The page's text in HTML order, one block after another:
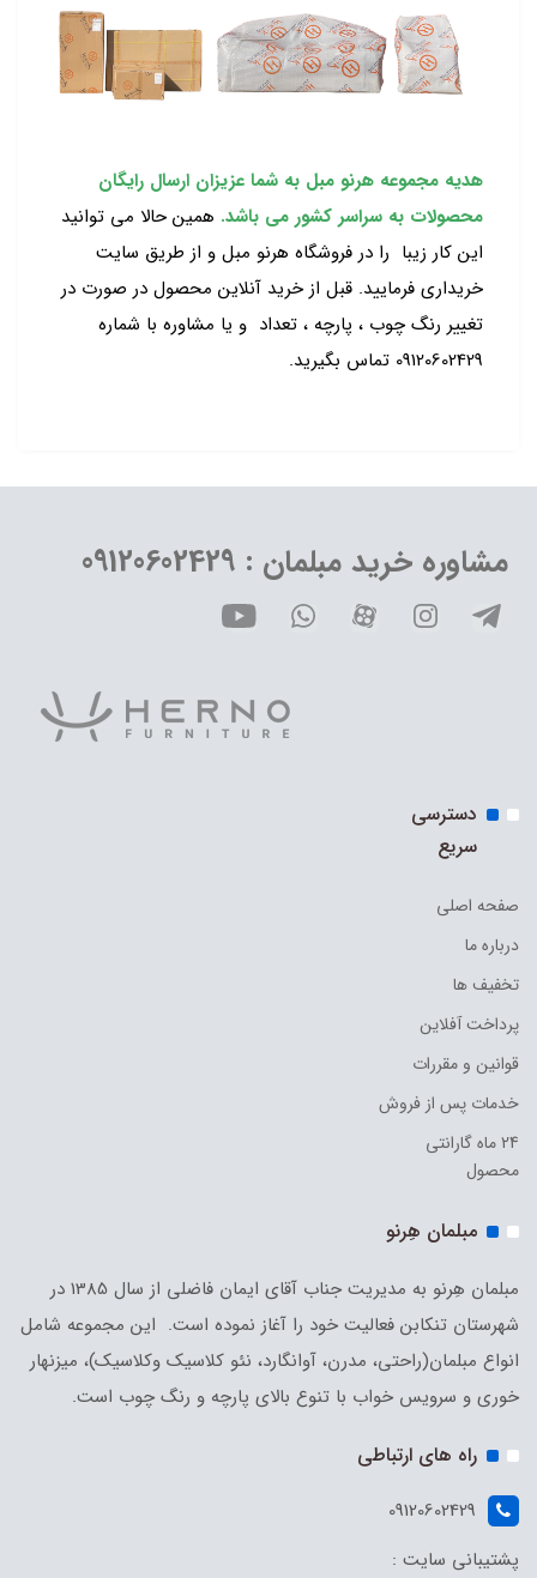
هدیه مجموعه هرنو مبل به شما عزیزان ارسال رایگان
محصولات به سراسر کشور می باشد. همین حالا می توانید
این کار زیبا را در فروشگاه هرنو مبل و از طریق سایت
خریداری فرمایید. قبل از خرید آنلاین محصول در صورت در
تغییر رنگ چوب ، پارچه ، تعداد و یا مشاوره با شماره
09120602429 تماس بگیرید.
مشاوره خرید مبلمان : 09120602429
دسترسی
سریع
صفحه اصلی
درباره ما
تخفیف ها
پرداخت آفلاین
قوانین و مقررات
خدمات پس از فروش
24 ماه گارانتی
محصول
مبلمان هِرنو
مبلمان هِرنو به مدیریت جناب آقای ایمان فاضلی از سال 1385 در
شهرستان تنکابن فعالیت خود را آغاز نموده است. این مجموعه شامل
انواع مبلمان(راحتی، مدرن، آوانگارد، نئو کلاسیک وکلاسیک)، میزنهار
خوری و سرویس خواب با تنوع بالای پارچه و رنگ چوب است.
راه های ارتباطی
09120602429
پشتیبانی سایت :